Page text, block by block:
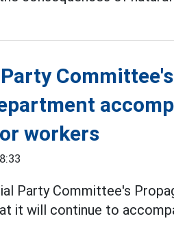
workers
Party Committee's
it will continue to